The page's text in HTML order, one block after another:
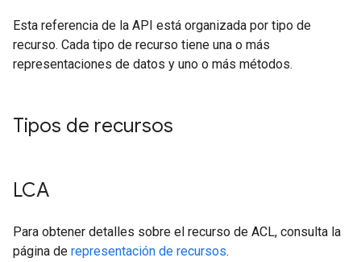
Esta referencia de la API está organizada por tipo de
recurso. Cada tipo de recurso tiene una o más
representaciones de datos y uno o más métodos.
Tipos de recursos
LCA
Para obtener detalles sobre el recurso de ACL, consulta la
página de representación de recursos.